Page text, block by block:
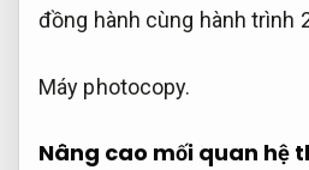
đồng hành cùng hành trình
Máy photocopy.
Nâng cao mối quan hệ